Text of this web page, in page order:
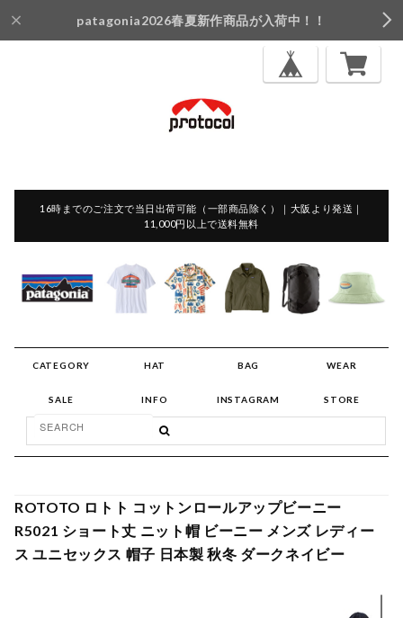
patagonia2026春夏新作商品が入荷中！！
16時までのご注文で当日出荷可能（一部商品除く）｜大阪より発送｜
11,000円以上で送料無料
CATEGORY HAT BAG WEAR
SALE INFO INSTAGRAM STORE
ROTOTO ロトト コットンロールアップビーニー
R5021 ショート丈 ニット帽 ビーニー メンズ レディー
ス ユニセックス 帽子 日本製 秋冬 ダークネイビー